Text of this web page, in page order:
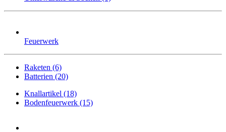
Feuerwerk
Raketen (6)
Batterien (20)
Knallartikel (18)
Bodenfeuerwerk (15)